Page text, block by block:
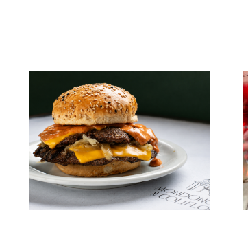
Fondue: Plato de
Invierno